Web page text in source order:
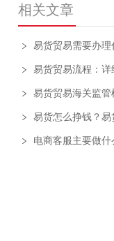
相关文章
易货贸易需要办理
易货贸易流程：
易货贸易海关监
易货怎么挣钱？
电商客服主要做什